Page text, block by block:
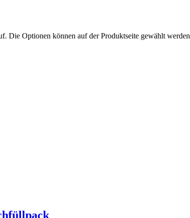
Die Optionen können auf der Produktseite gewählt werden